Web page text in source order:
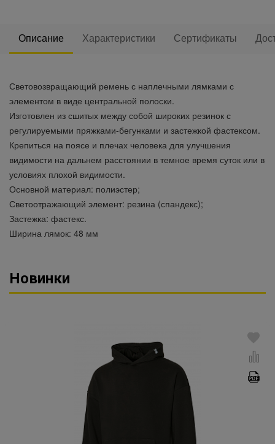
Описание Характеристики Сертификаты
Световозвращающий ремень с наплечными лямками с
элементом в виде центральной полоски.
Изготовлен из сшитых между собой широких резинок с
регулируемыми пряжками-бегунками и застежкой фастексом.
Крепиться на поясе и плечах человека для улучшения
видимости на дальнем расстоянии в темное время суток или в
условиях плохой видимости.
Основной материал: полиэстер;
Светоотражающий элемент: резина (спандекс);
Застежка: фастекс.
Ширина лямок: 48 мм
Новинки